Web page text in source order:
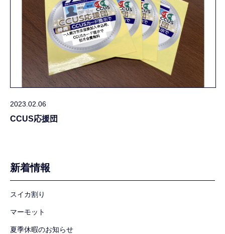
2023.02.06
CCUS応援団
新着情報
スイカ割り
マーモット
夏季休暇のお知らせ